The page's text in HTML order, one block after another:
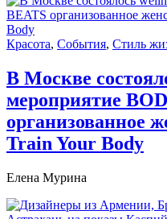
Красота, События, Стиль
В Москве
мероприятие
организованное
Train Your Body
Елена Мурина